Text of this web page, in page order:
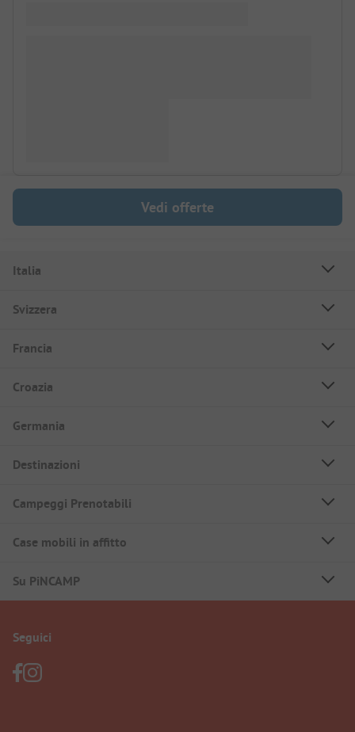
Vedi offerte
Italia
Svizzera
Francia
Croazia
Germania
Destinazioni
Campeggi Prenotabili
Case mobili in affitto
Su PiNCAMP
Seguici